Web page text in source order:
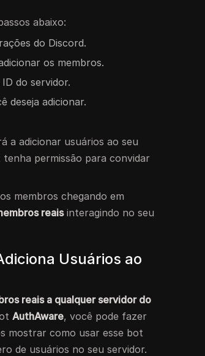
abaixo:
do Discord.
os membros.
do servidor.
deseja adicionar.
a adicionar usuários ao seu
permissão para convidar
membros chegando em
reaisinteragindo no seu
Usuários ao
reais a qualquer servidor do
AuthAware, você pode fazer
mostrar como usar esse bot
de usuários no seu servidor.